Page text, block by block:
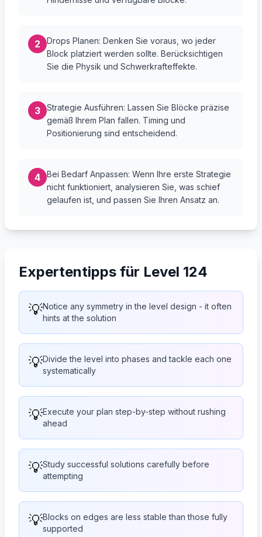
2
Drops Planen: Denken Sie voraus, wo jeder
Block platziert werden sollte. Berücksichtigen
Sie die Physik und Schwerkrafteffekte.
3
Strategie Ausführen: Lassen Sie Blöcke präzise
gemäß Ihrem Plan fallen. Timing und
Positionierung sind entscheidend.
4
Bei Bedarf Anpassen: Wenn Ihre erste Strategie
nicht funktioniert, analysieren Sie, was schief
gelaufen ist, und passen Sie Ihren Ansatz an.
Expertentipps für Level 124
💡Notice any symmetry in the level design - it often
hints at the solution
💡Divide the level into phases and tackle each one
systematically
💡Execute your plan step-by-step without rushing
ahead
💡Study successful solutions carefully before
attempting
💡Blocks on edges are less stable than those fully
supported